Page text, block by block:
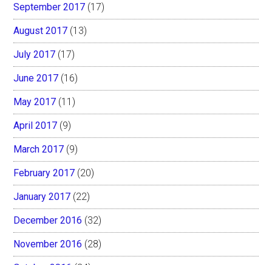
September 2017 (17)
August 2017 (13)
July 2017 (17)
June 2017 (16)
May 2017 (11)
April 2017 (9)
March 2017 (9)
February 2017 (20)
January 2017 (22)
December 2016 (32)
November 2016 (28)